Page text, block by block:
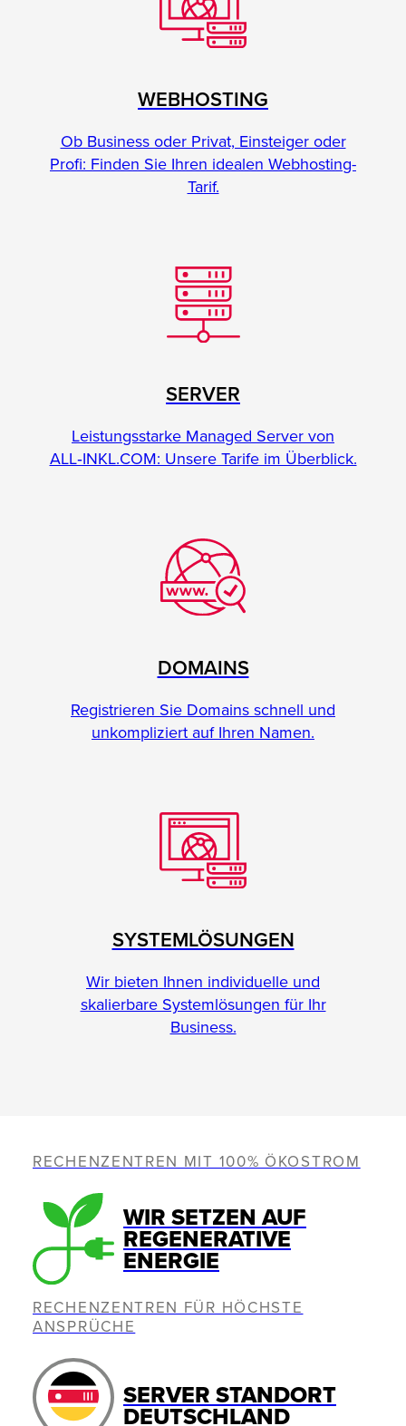
WEBHOSTING
Ob Business oder Privat, Einsteiger oder
Profi: Finden Sie Ihren idealen Webhosting-
Tarif.
SERVER
Leistungsstarke Managed Server von
ALL‑INKL.COM: Unsere Tarife im Überblick.
DOMAINS
Registrieren Sie Domains schnell und
unkompliziert auf Ihren Namen.
SYSTEMLÖSUNGEN
Wir bieten Ihnen individuelle und
skalierbare Systemlösungen für Ihr
Business.
RECHENZENTREN MIT 100% ÖKOSTROM
WIR SETZEN AUF
REGENERATIVE
ENERGIE
RECHENZENTREN FÜR HÖCHSTE
ANSPRÜCHE
SERVER STANDORT
DEUTSCHLAND